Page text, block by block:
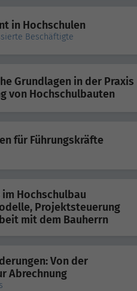
in Hochschulen
Beschäftigte
Grundlagen in der Praxis
von Hochschulbauten
für Führungskräfte
Hochschulbau
Projektsteuerung
mit dem Bauherrn
Von der
Abrechnung